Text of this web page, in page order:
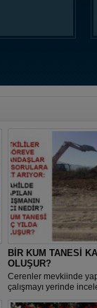
BİR KUM TANESİ
OLUŞUR?
Cerenler mevkiinde
çalışmayı yerinde